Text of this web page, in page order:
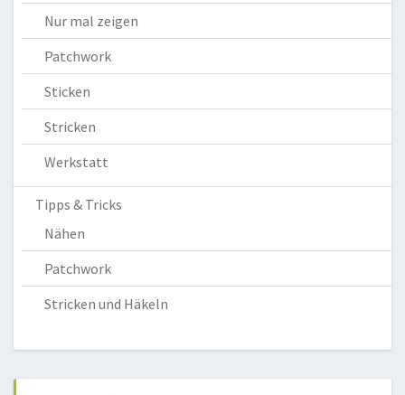
Nur mal zeigen
Patchwork
Sticken
Stricken
Werkstatt
Tipps & Tricks
Nähen
Patchwork
Stricken und Häkeln